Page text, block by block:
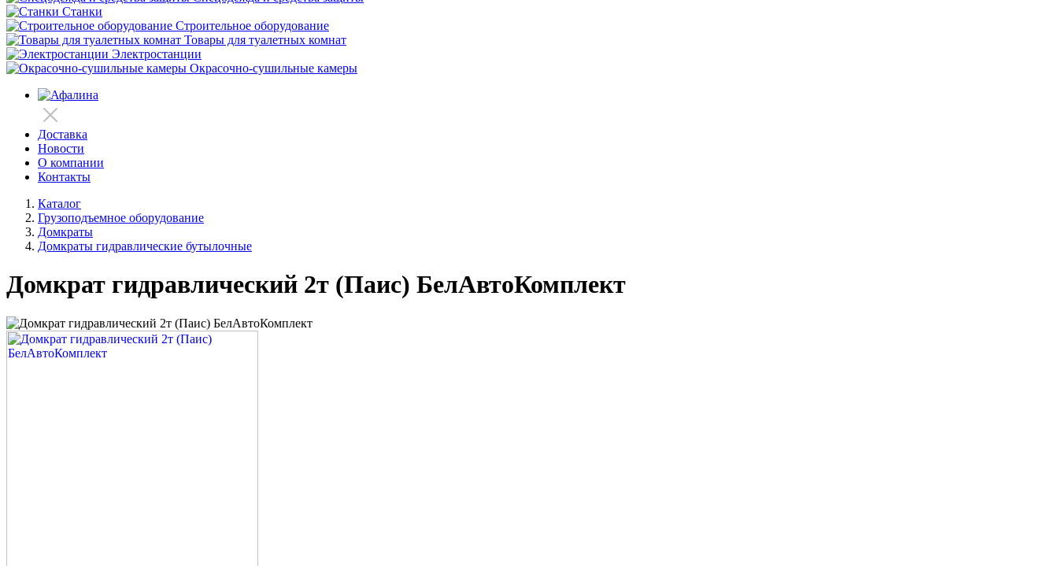
Станки
Строительное оборудование
Товары для туалетных комнат
Электростанции
Окрасочно-сушильные камеры
Доставка
Новости
О компании
Контакты
Каталог
Грузоподъемное оборудование
Домкраты
Домкраты гидравлические бутылочные
Домкрат гидравлический 2т (Паис) БелАвтоКомплект